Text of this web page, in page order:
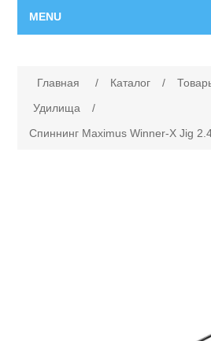
MENU
Каталог
Товары для
Главная / Каталог /
Удилища
/
Спиннинг Maximus Winner-X Jig